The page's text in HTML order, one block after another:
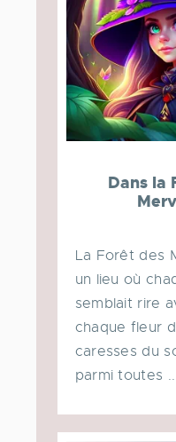
Dans la
La Forêt des
un lieu où
semblait rire
chaque fleur
caresses du
parmi toutes